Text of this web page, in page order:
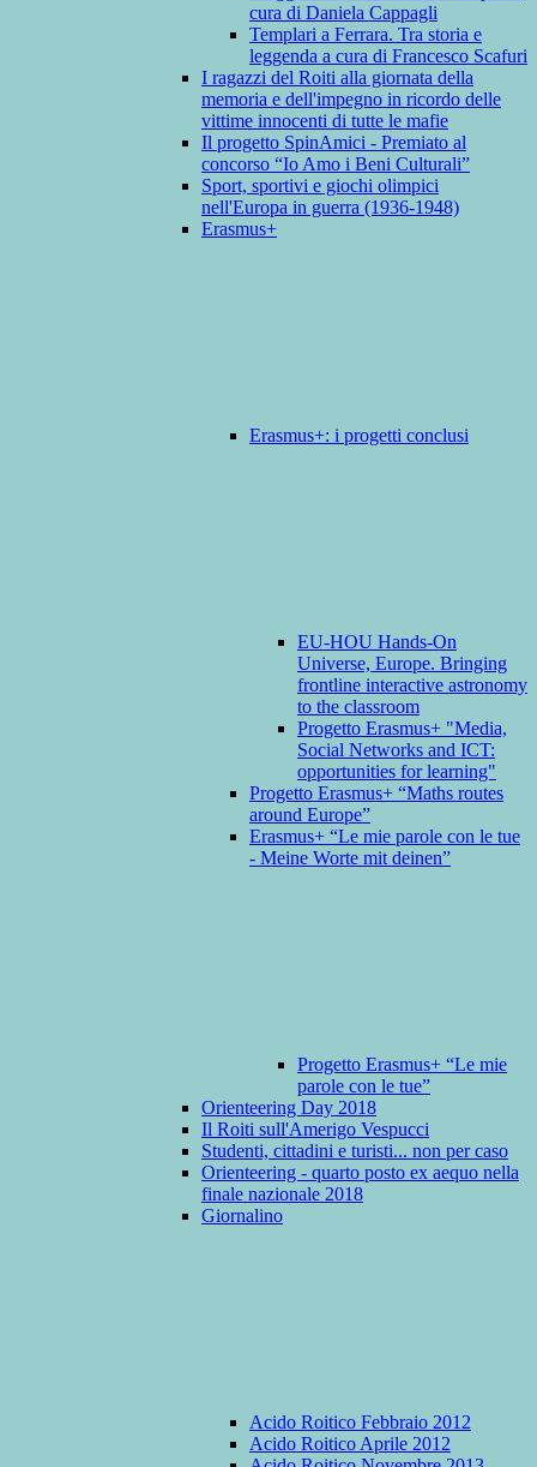
cura di Daniela Cappagli
Templari a Ferrara. Tra storia e
leggenda a cura di Francesco Scafuri
I ragazzi del Roiti alla giornata della
memoria e dell'impegno in ricordo delle
vittime innocenti di tutte le mafie
Il progetto SpinAmici - Premiato al
concorso “Io Amo i Beni Culturali”
Sport, sportivi e giochi olimpici
nell'Europa in guerra (1936-1948)
Erasmus+
Erasmus+: i progetti conclusi
EU-HOU Hands-On
Universe, Europe. Bringing
frontline interactive astronomy
to the classroom
Progetto Erasmus+ "Media,
Social Networks and ICT:
opportunities for learning"
Progetto Erasmus+ “Maths routes
around Europe”
Erasmus+ “Le mie parole con le tue
- Meine Worte mit deinen”
Progetto Erasmus+ “Le mie
parole con le tue”
Orienteering Day 2018
Il Roiti sull'Amerigo Vespucci
Studenti, cittadini e turisti... non per caso
Orienteering - quarto posto ex aequo nella
finale nazionale 2018
Giornalino
Acido Roitico Febbraio 2012
Acido Roitico Aprile 2012